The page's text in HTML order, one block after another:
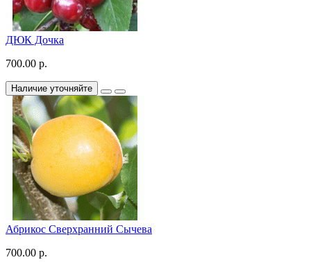
ДЮК Дочка
700.00 р.
Наличие уточняйте
Абрикос Сверхранний Сычева
700.00 р.